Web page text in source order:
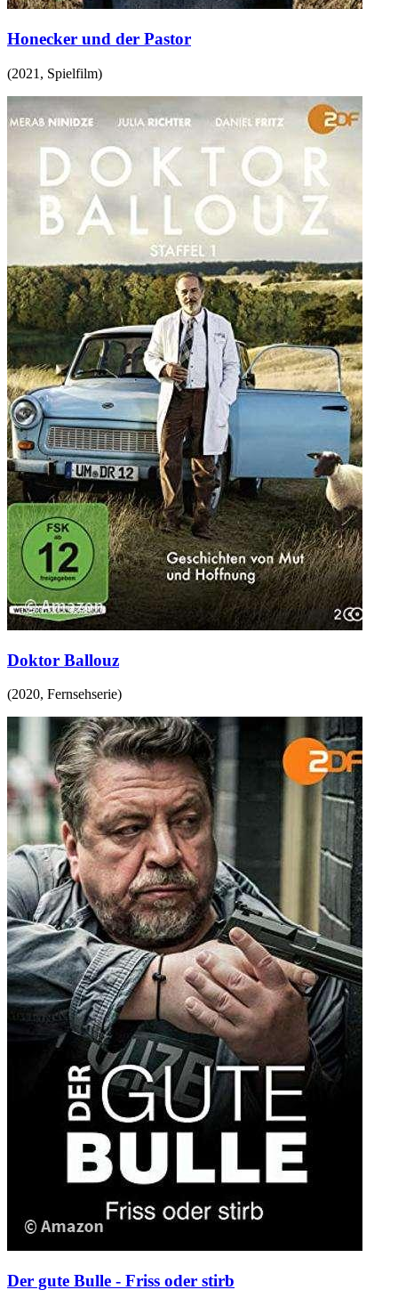
Honecker und der Pastor
(2021 , Spielfilm)
Doktor Ballouz
(2020, Fernsehserie)
Der gute Bulle - Friss oder stirb